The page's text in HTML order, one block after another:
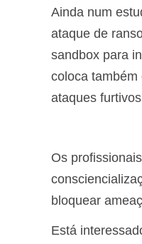
Ainda num
ataque de
sandbox para
coloca também
ataques
Os
bloquear
Está